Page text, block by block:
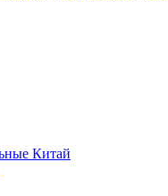
Китай